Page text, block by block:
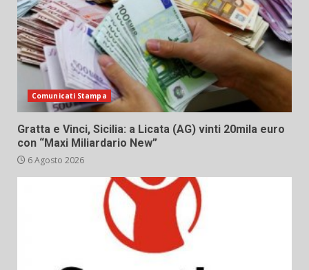
Comunicati Stampa
Gratta e Vinci, Sicilia: a Licata (AG) vinti 20mila euro
con “Maxi Miliardario New”
6 Agosto 2026